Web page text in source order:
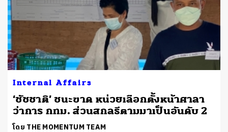
Internal Affairs
‘ชัชชาติ’ ชนะขาด หน่วยเลือกตั้งหน้าศาลา
ว่าการ กทม. ส่วนสกลธีตามมาเป็นอันดับ 2
โดย THE MOMENTUM TEAM